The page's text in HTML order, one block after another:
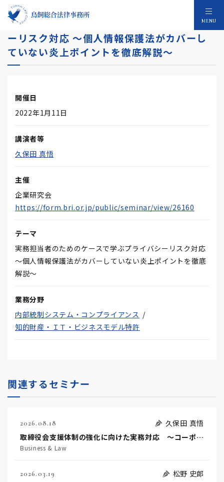
MENU
実務担当者のためのケースで学ぶプライバシ
ーリスク対応 ～個人情報保護法がカバーし
ていない炎上ポイントを徹底解説～
開催日
2022年1月11日
講演者等
久保田 真悟
主催
企業研究会
https://form.bri.or.jp/public/seminar/view/26160
テーマ
実務担当者のためのケースで学ぶプライバシーリスク対応
～個人情報保護法がカバーしていない炎上ポイントを徹底
解説～
業務分野
内部統制システム・コンプライアンス
知的財産・ＩＴ・ビジネスモデル特許
関連するセミナー
2026.08.18
久保田 真悟
取締役会支援体制の強化に向けた実務対応 ～コーポレートガバナンス・コードを踏まえた支援機能の高度化に向けて～
Business & Law
2026.03.19
松野 史郎